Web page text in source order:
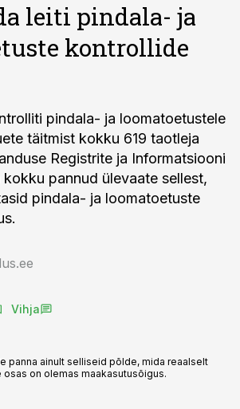
leiti pindala- ja
kontrollide
pindala- ja loomatoetustele
täitmist kokku 619 taotleja
Registrite ja Informatsiooni
pannud ülevaate sellest,
pindala- ja loomatoetuste
Vihja
panna ainult selliseid põlde, mida reaalselt
on olemas maakasutusõigus.